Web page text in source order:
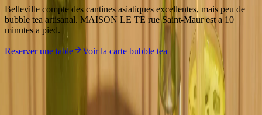
Belleville compte des cantines asiatiques excellentes, mais peu de
bubble tea artisanal. MAISON LE TE rue Saint-Maur est a 10
minutes a pied.
Reserver une table
Voir la carte bubble tea
Le bubble tea taiwanais qui manquait
au quartier Belleville